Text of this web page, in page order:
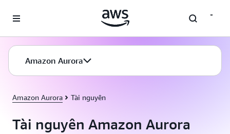
Amazon Aurora
Amazon Aurora Tài nguyên
Tài nguyên Amazon Aurora